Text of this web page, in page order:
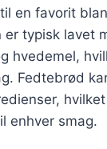
en favorit
er typisk lavet
hvedemel,
Fedtebrød
enhver smag.